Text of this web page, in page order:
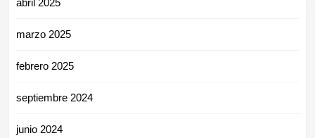
marzo 2025
febrero 2025
septiembre 2024
junio 2024